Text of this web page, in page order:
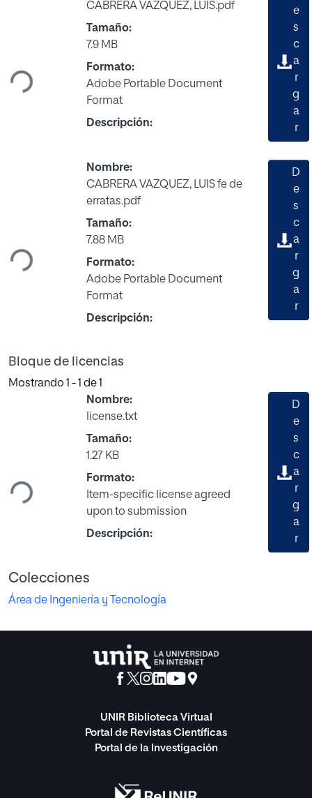
Cargando...
CABRERA VAZQUEZ, LUIS.pdf
Tamaño:
7.9 MB
Formato:
Adobe Portable Document
Format
Descripción:
e
s
c
a
r
g
a
r
Cargando...
Nombre:
CABRERA VAZQUEZ, LUIS fe de
erratas.pdf
Tamaño:
7.88 MB
Formato:
Adobe Portable Document
Format
Descripción:
D
e
s
c
a
r
g
a
r
Bloque de licencias
Mostrando 1 - 1 de 1
Cargando...
Nombre:
license.txt
Tamaño:
1.27 KB
Formato:
Item-specific license agreed
upon to submission
Descripción:
D
e
s
c
a
r
g
a
r
Colecciones
Área de Ingeniería y Tecnología
UNIR Biblioteca Virtual
Portal de Revistas Científicas
Portal de la Investigación